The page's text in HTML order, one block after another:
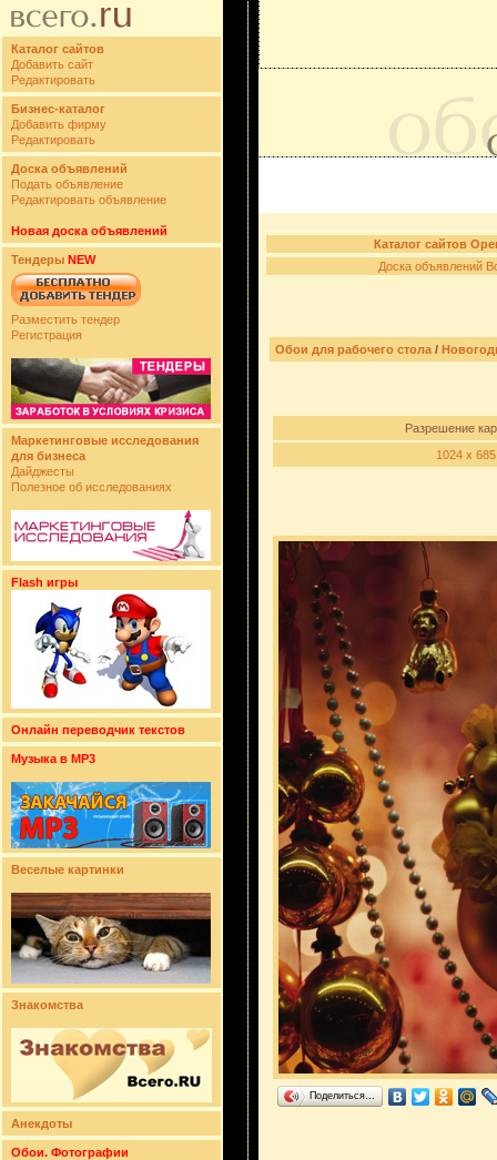
Каталог сайтов
Добавить сайт
Редактировать
Бизнес-каталог
Добавить фирму
Редактировать
Доска объявлений
Подать объявление
Редактировать объявление
Новая доска объявлений
Тендеры NEW
Разместить тендер
Регистрация
Маркетинговые исследования
для бизнеса
Дайджесты
Полезное об исследованиях
Flash игры
Онлайн переводчик текстов
Музыка в MP3
Веселые картинки
Знакомства
Анекдоты
Обои. Фотографии
Каталог сайтов
Доска объявлений
Обои для рабочего стола /
Разрешение
1024 x 685
Поделиться…